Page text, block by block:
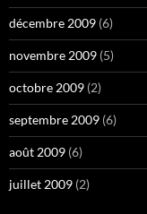
décembre 2009 (6)
novembre 2009 (5)
octobre 2009 (2)
septembre 2009 (6)
août 2009 (6)
juillet 2009 (2)